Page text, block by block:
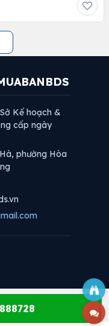
Kế hoạch &
cấp ngày
phường Hòa